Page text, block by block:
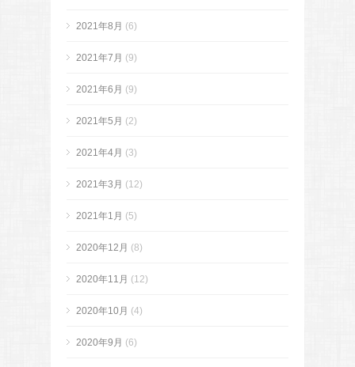
2021年8月 (6)
2021年7月 (9)
2021年6月 (9)
2021年5月 (2)
2021年4月 (3)
2021年3月 (12)
2021年1月 (5)
2020年12月 (8)
2020年11月 (12)
2020年10月 (4)
2020年9月 (6)